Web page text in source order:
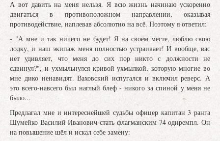
А вот давить на меня нельзя. Я всю жизнь начинаю ускоренно
двигаться в противоположном направлении, оказывая
противодействие, наплевав абсолютно на всё. Поэтому я ответил:
- "А мне и так ничего не будет! Я на своём месте, люблю свою
лодку, и наш экипаж меня полностью устраивает! И вообще, вас
нет удивляет, что меня до сих пор никто с должности не
сдвинул?", и ухмыльнулся кривой ухмылкой, которую многие во
мне дико ненавидят. Ваховский испугался и включил реверс. А
это всего-навсего был наглый блеф - никого за спиной у меня не
было...
Предлагал мне и интереснейшей судьбы офицер капитан 3 ранга
Шумейко Василий Иванович стать флагманским 74 однремпл. Он
на повышение шёл и искал себе замену: